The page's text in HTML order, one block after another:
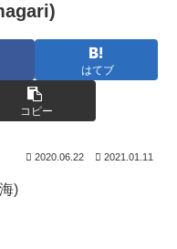
はてブ
コピー
2020.06.22 2021.01.11
)